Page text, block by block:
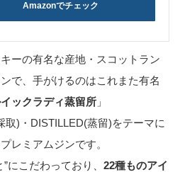
Amazonでチェック
ーの有名な産地・スコットラン
で、手がけるのはこれまた有名
ックラディ蒸留所 」
)・DISTILLED(蒸留)をテーマに
レミアムジンです。
にこだわっており、 22種ものアイ